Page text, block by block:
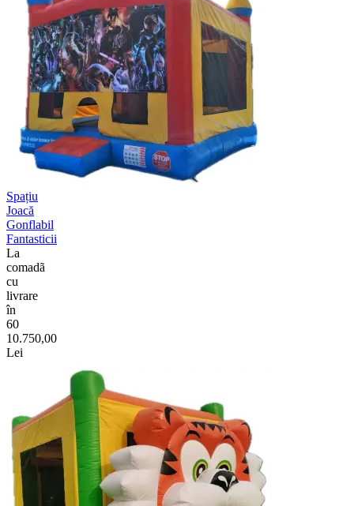
Spațiu
Joacă
Gonflabil
Fantasticii
La
comadã
cu
livrare
în
60
10.750,00
Lei